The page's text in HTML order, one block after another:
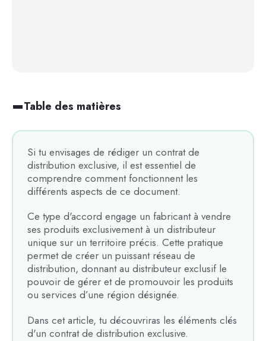
Si tu envisages de rédiger un contrat de
distribution exclusive, il est essentiel de
comprendre comment fonctionnent les
différents aspects de ce document.
Ce type d'accord engage un fabricant à vendre
ses produits exclusivement à un distributeur
unique sur un territoire précis. Cette pratique
permet de créer un puissant réseau de
distribution, donnant au distributeur exclusif le
pouvoir de gérer et de promouvoir les produits
ou services d’une région désignée.
Dans cet article, tu découvriras les éléments clés
d'un contrat de distribution exclusive.
Table des matières